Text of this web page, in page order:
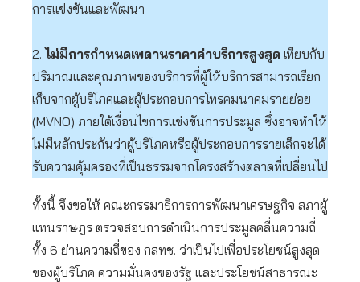
การแข่งขันและพัฒนา
2. ไม่มีการกำหนดเพดานราคาค่าบริการสูงสุด เทียบกับ
ปริมาณและคุณภาพของบริการที่ผู้ให้บริการสามารถเรียก
เก็บจากผู้บริโภคและผู้ประกอบการโทรคมนาคมรายย่อย
(MVNO) ภายใต้เงื่อนไขการแข่งขันการประมูล ซึ่งอาจทำให้
ไม่มีหลักประกันว่าผู้บริโภคหรือผู้ประกอบการรายเล็กจะได้
รับความคุ้มครองที่เป็นธรรมจากโครงสร้างตลาดที่เปลี่ยนไป
ทั้งนี้ จึงขอให้ คณะกรรมาธิการการพัฒนาเศรษฐกิจ สภาผู้
แทนราษฎร ตรวจสอบการดำเนินการประมูลคลื่นความถี่
ทั้ง 6 ย่านความถี่ของ กสทช. ว่าเป็นไปเพื่อประโยชน์สูงสุด
ของผู้บริโภค ความมั่นคงของรัฐ และประโยชน์สาธารณะ